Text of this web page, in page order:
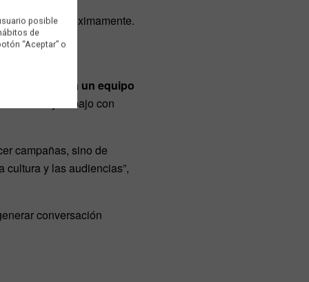
la luz próximamente.
youtuber lidera un equipo
y trabajo con
campañas, sino de
y las audiencias”,
conversación
posible
de
“Aceptar” o